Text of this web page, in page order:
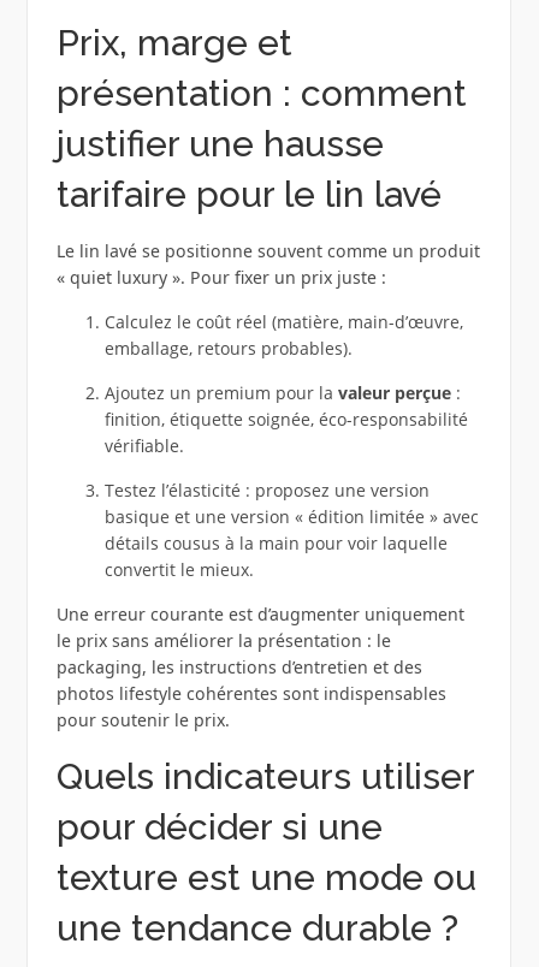
Prix, marge et
présentation : comment
justifier une hausse
tarifaire pour le lin lavé
Le lin lavé se positionne souvent comme un produit
« quiet luxury ». Pour fixer un prix juste :
Calculez le coût réel (matière, main-d’œuvre,
emballage, retours probables).
Ajoutez un premium pour la valeur perçue:
finition, étiquette soignée, éco-responsabilité
vérifiable.
Testez l’élasticité : proposez une version
basique et une version « édition limitée » avec
détails cousus à la main pour voir laquelle
convertit le mieux.
Une erreur courante est d’augmenter uniquement
le prix sans améliorer la présentation : le
packaging, les instructions d’entretien et des
photos lifestyle cohérentes sont indispensables
pour soutenir le prix.
Quels indicateurs utiliser
pour décider si une
texture est une mode ou
une tendance durable ?